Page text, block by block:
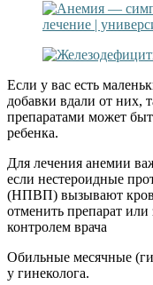
Если у вас есть
добавки вдали от них,
препаратами может
ребенка.
Для лечения анемии
если нестероидные
(НПВП) вызывают
отменить препарат
контролем врача
Обильные месячные
у гинеколога.